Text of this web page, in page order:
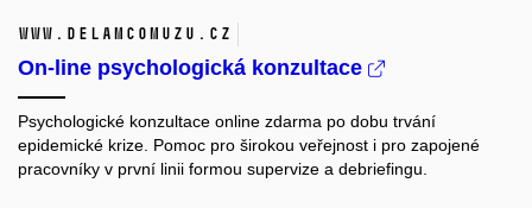
www.delamcomuzu.cz
On-line psychologická konzultace
Psychologické konzultace online zdarma po dobu trvání
epidemické krize. Pomoc pro širokou veřejnost i pro zapojené
pracovníky v první linii formou supervize a debriefingu.